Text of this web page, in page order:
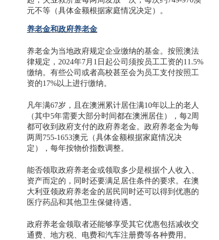
元不等（具体金额根据家庭情况决定）。
养老金和政府养老金
养老金为当地政府规定企业缴纳的基金。按照澳法
律规定， 2024年7月1日起公司须按员工工资的11.5%
缴纳。有些公司或者高校甚至会为员工支付按照工
资的17%以上进行缴纳。
凡年满67岁，且在澳洲累计居住满10年以上的老人
（其中5年需要大部分时间都在澳洲居住），每2周
都可收到政府支付的政府养老金。政府养老金为每
两周755-1653澳元（具体金额根据家庭情况决
定），每年按物价指数调整。
能否领取政府养老金或领取多少是根据个人收入、
资产而定的，同时还要满足居住条件的要求。在澳
大利亚领政府养老金的居民同时还可以得到优惠的
医疗药品和其他卫生保健待遇。
政府养老金领取者还能够享受其它优惠包括减收交
通费、地方税、电费和汽车注册费等各种费用。